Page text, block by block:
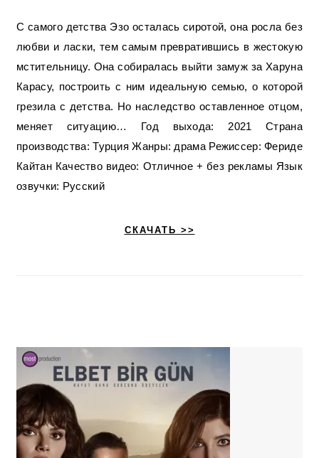
С самого детства Эзо осталась сиротой, она росла без
любви и ласки, тем самым превратившись в жестокую
мстительницу. Она собиралась выйти замуж за Харуна
Карасу, построить с ним идеальную семью, о которой
грезила с детства. Но наследство оставленное отцом,
меняет ситуацию… Год выхода: 2021 Страна
производства: Турция Жанры: драма Режиссер: Фериде
Кайтан Качество видео: Отличное + без рекламы Язык
озвучки: Русский
СКАЧАТЬ >>